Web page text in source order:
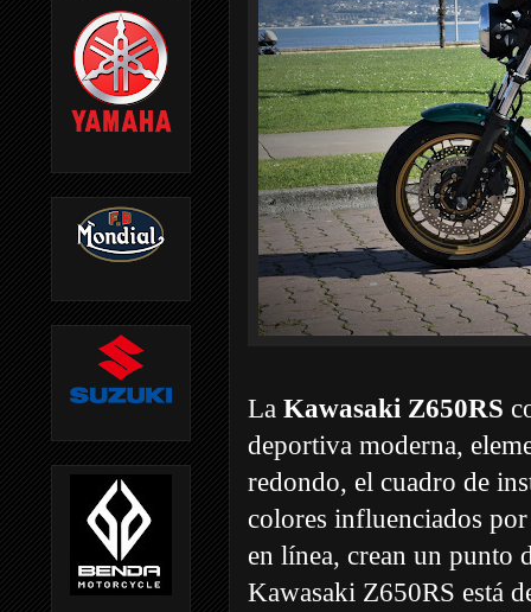
La Kawasaki Z650RS
deportiva moderna,
redondo, el cuadro de
colores influenciados
en línea, crean un punto
Kawasaki Z650RS está